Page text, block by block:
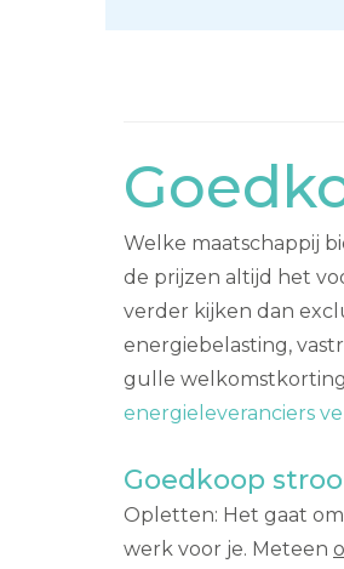
Welke maatschappij
de prijzen altijd het
verder kijken dan
energiebelasting,
gulle welkomstkorting
energieleveranciers
Goedkoop
Opletten: Het gaat
werk voor je. Meteen